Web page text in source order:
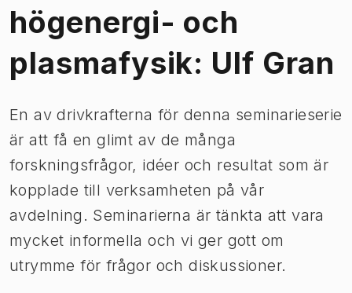
högenergi- och
plasmafysik: Ulf Gran
En av drivkrafterna för denna seminarieserie
är att få en glimt av de många
forskningsfrågor, idéer och resultat som är
kopplade till verksamheten på vår
avdelning. Seminarierna är tänkta att vara
mycket informella och vi ger gott om
utrymme för frågor och diskussioner.